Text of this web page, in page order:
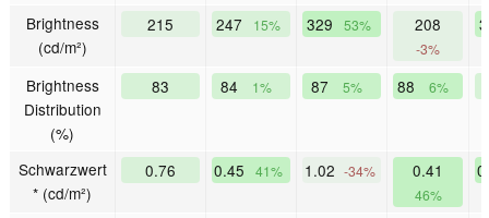
Brightness
(cd/m²)
215 247 15% 329 53% 208
-3%
Brightness
Distribution
(%)
83 84 1% 87 5% 88 6%
Schwarzwert
* (cd/m²)
0.76 0.45 41% 1.02 -34% 0.41
46%